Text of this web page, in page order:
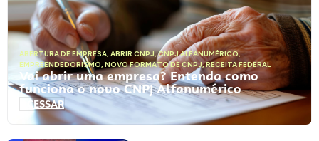
ABERTURA DE EMPRESA, ABRIR CNPJ,CNPJ ALFANUMÉRICO,
EMPREENDEDORISMO, NOVO FORMATO DE CNPJ,RECEITA FEDERAL
Vai abrir uma empresa? Entenda como
funciona o novo CNPJ Alfanumérico
ACESSAR